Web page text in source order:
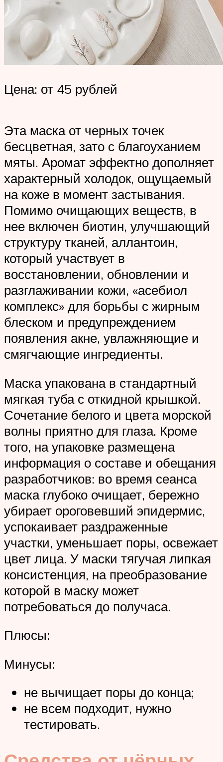
Цена: от 45 рублей
Эта маска от черных точек
бесцветная, зато с благоуханием
мяты. Аромат эффектно дополняет
характерный холодок, ощущаемый
на коже в момент застывания.
Помимо очищающих веществ, в
нее включен биотин, улучшающий
структуру тканей, аллантоин,
который участвует в
восстановлении, обновлении и
разглаживании кожи, «асебиол
комплекс» для борьбы с жирным
блеском и предупреждением
появления акне, увлажняющие и
смягчающие ингредиенты.
Маска упакована в стандартный
мягкая туба с откидной крышкой.
Сочетание белого и цвета морской
волны приятно для глаза. Кроме
того, на упаковке размещена
информация о составе и обещания
разработчиков: во время сеанса
маска глубоко очищает, бережно
убирает ороговевший эпидермис,
успокаивает раздраженные
участки, уменьшает поры, освежает
цвет лица. У маски тягучая липкая
консистенция, на преобразование
которой в маску может
потребоваться до получаса.
Плюсы:
Минусы:
не вычищает поры до конца;
не всем подходит, нужно
тестировать.